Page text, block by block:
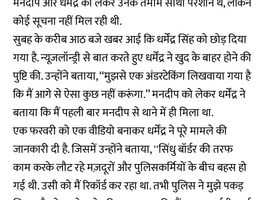
कोई सूचना नहीं मिल रही थी.
सुबह के करीब आठ बजे खबर आई कि धर्मेंद्र सिंह को छोड़ दिया
गया है. न्यूजलॉन्ड्री से बात करते हुए धर्मेंद्र ने खुद के बाहर होने की
पुष्टि की. उन्होंने बताया, ‘‘मुझसे एक अंडरटेकिंग लिखवाया गया है
कि मैं आगे से ऐसा कुछ नहीं करूंगा.’’ मनदीप को लेकर धर्मेंद्र ने
बताया कि मैं पहली बार मनदीप से थाने में ही मिला था.
एक फरवरी को एक वीडियो बनाकर धर्मेंद्र ने पूरे मामले की
जानकारी दी है. जिसमें उन्होंने बताया, ''सिंधु बॉर्डर की तरफ
काम करके लौट रहे मज़दूरों और पुलिसकर्मियों के बीच बहस हो
गई थी. उसी को मैं रिकॉर्ड कर रहा था. तभी पुलिस ने मुझे पकड़